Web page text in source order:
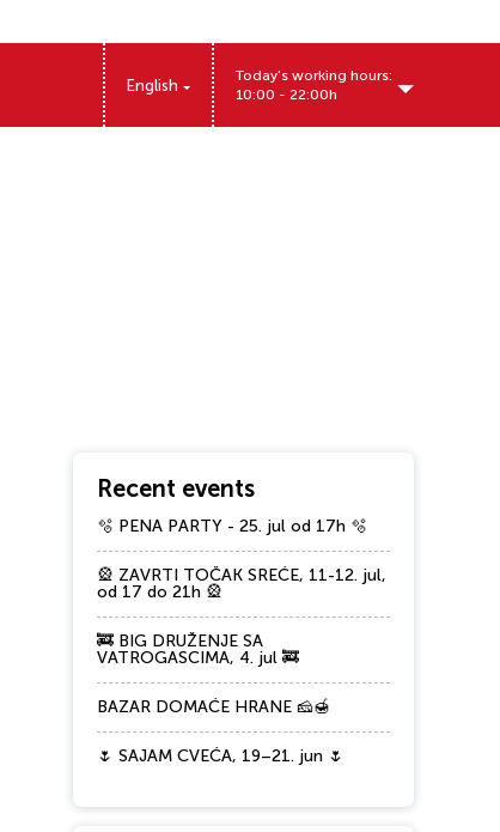
English
Today's working hours:
10:00 - 22:00h
Recent events
🫧 PENA PARTY - 25. jul od 17h 🫧
🎡 ZAVRTI TOČAK SREĆE, 11-12. jul,
od 17 do 21h 🎡
🚒 BIG DRUŽENJE SA
VATROGASCIMA, 4. jul 🚒
BAZAR DOMAĆE HRANE 🧀🍯
🌷 SAJAM CVEĆA, 19–21. jun 🌷